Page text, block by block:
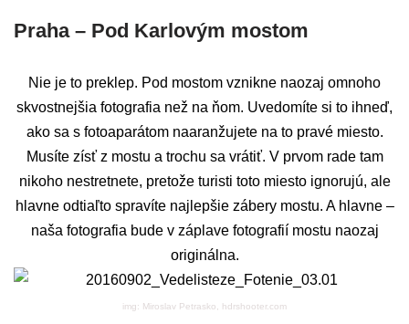
Praha – Pod Karlovým mostom
Nie je to preklep. Pod mostom vznikne naozaj omnoho
skvostnejšia fotografia než na ňom. Uvedomíte si to ihneď,
ako sa s fotoaparátom naaranžujete na to pravé miesto.
Musíte zísť z mostu a trochu sa vrátiť. V prvom rade tam
nikoho nestretnete, pretože turisti toto miesto ignorujú, ale
hlavne odtiaľto spravíte najlepšie zábery mostu. A hlavne –
naša fotografia bude v záplave fotografií mostu naozaj
originálna.
img: Miroslav Petrasko, hdrshooter.com